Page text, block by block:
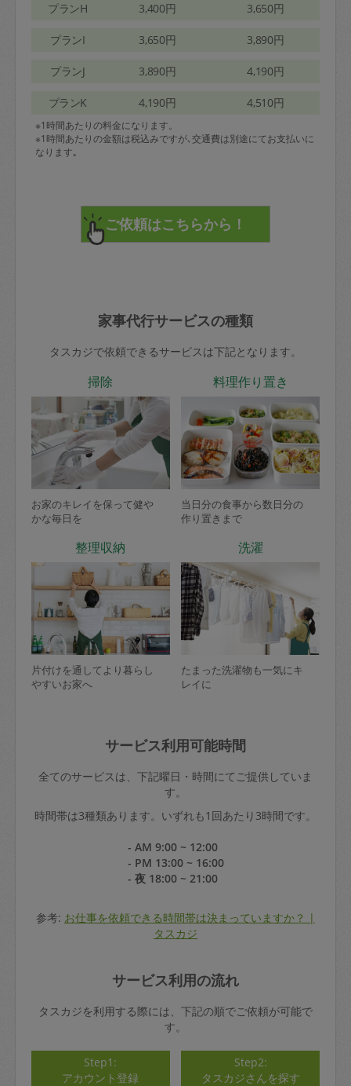
プランH 3,400円 3,650円
プランI 3,650円 3,890円
プランJ 3,890円 4,190円
プランK 4,190円 4,510円
※1時間あたりの料金になります。
※1時間あたりの金額は税込みですが､交通費は別途にてお支払いに
なります｡
家事代行サービスの種類
タスカジで依頼できるサービスは下記となります。
掃除
お家のキレイを保って健や
かな毎日を
料理作り置き
当日分の食事から数日分の
作り置きまで
整理収納
片付けを通してより暮らし
やすいお家へ
洗濯
たまった洗濯物も一気にキ
レイに
サービス利用可能時間
全てのサービスは、下記曜日・時間にてご提供していま
す。
時間帯は3種類あります。いずれも1回あたり3時間です。
- AM 9:00 ~ 12:00
- PM 13:00 ~ 16:00
- 夜 18:00 ~ 21:00
参考: お仕事を依頼できる時間帯は決まっていますか？ |
タスカジ
サービス利用の流れ
タスカジを利用する際には、下記の順でご依頼が可能で
す。
Step1:
アカウント登録
Step2:
タスカジさんを探す